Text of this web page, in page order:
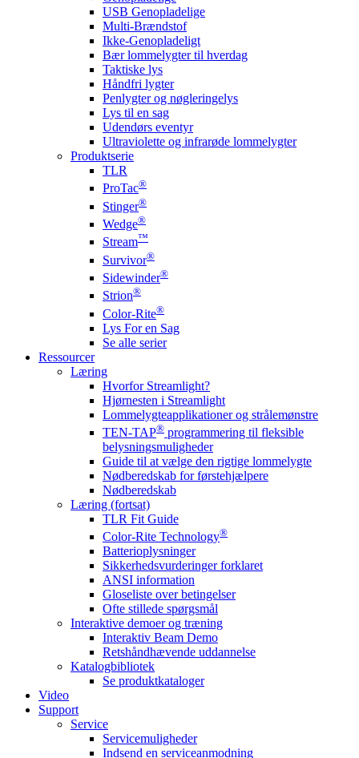
USB Genopladelige
Multi-Brændstof
Ikke-Genopladeligt
Bær lommelygter til hverdag
Taktiske lys
Håndfri lygter
Penlygter og nøgleringelys
Lys til en sag
Udendørs eventyr
Ultraviolette og infrarøde lommelygter
Produktserie
TLR
ProTac®
Stinger®
Wedge®
Stream™
Survivor®
Sidewinder®
Strion®
Color-Rite®
Lys For en Sag
Se alle serier
Ressourcer
Læring
Hvorfor Streamlight?
Hjørnesten i Streamlight
Lommelygteapplikationer og strålemønstre
TEN-TAP® programmering til fleksible
belysningsmuligheder
Guide til at vælge den rigtige lommelygte
Nødberedskab for førstehjælpere
Nødberedskab
Læring (fortsat)
TLR Fit Guide
Color-Rite Technology®
Batterioplysninger
Sikkerhedsvurderinger forklaret
ANSI information
Gloseliste over betingelser
Ofte stillede spørgsmål
Interaktive demoer og træning
Interaktiv Beam Demo
Retshåndhævende uddannelse
Katalogbibliotek
Se produktkataloger
Video
Support
Service
Servicemuligheder
Indsend en serviceanmodning